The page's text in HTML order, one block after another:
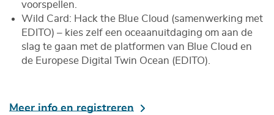
voorspellen.
Wild Card: Hack the Blue Cloud (samenwerking met
EDITO) – kies zelf een oceaanuitdaging om aan de
slag te gaan met de platformen van Blue Cloud en
de Europese Digital Twin Ocean (EDITO).
Meer info en registreren